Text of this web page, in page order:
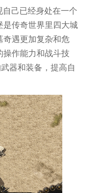
己已经身处在一个
是传奇世界里四大城
奇遇更加复杂和危
操作能力和战斗技
器和装备，提高自